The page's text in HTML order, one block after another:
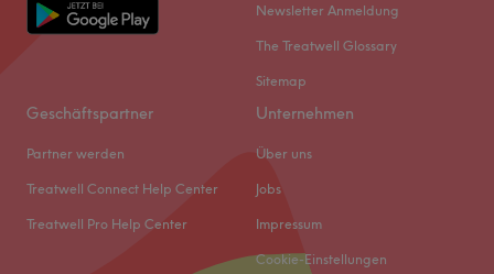
Newsletter Anmeldung
The Treatwell Glossary
Sitemap
Geschäftspartner
Partner werden
Treatwell Connect Help Center
Treatwell Pro Help Center
Unternehmen
Über uns
Jobs
Impressum
Cookie-Einstellungen